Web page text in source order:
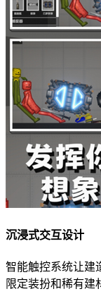
沉浸式交互设计
智能触控系统让建
限定装扮和稀有建